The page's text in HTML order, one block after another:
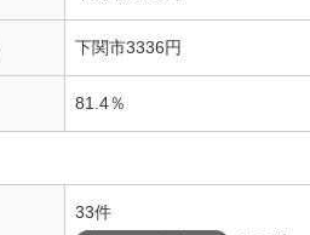
下関市3336円
81.4％
33件